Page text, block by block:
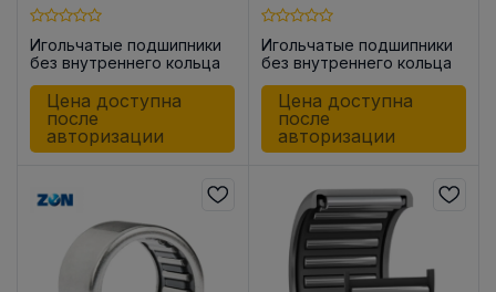
Игольчатые подшипники
без внутреннего кольца
Цена доступна
после
авторизации
Игольчатые подшипники
без внутреннего кольца
Цена доступна
после
авторизации